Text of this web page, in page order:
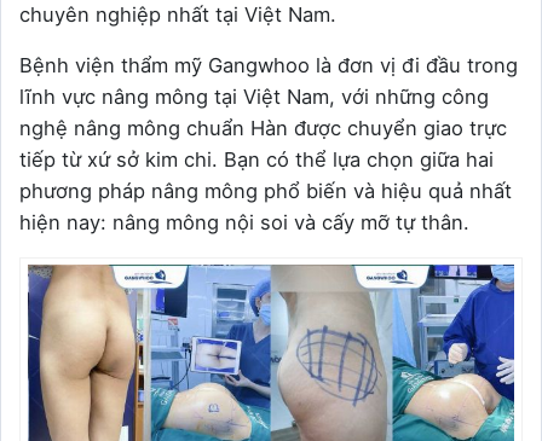
chuyên nghiệp nhất tại Việt Nam.
Bệnh viện thẩm mỹ Gangwhoo là đơn vị đi đầu trong
lĩnh vực nâng mông tại Việt Nam, với những công
nghệ nâng mông chuẩn Hàn được chuyển giao trực
tiếp từ xứ sở kim chi. Bạn có thể lựa chọn giữa hai
phương pháp nâng mông phổ biến và hiệu quả nhất
hiện nay: nâng mông nội soi và cấy mỡ tự thân.